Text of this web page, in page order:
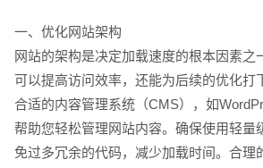
一、优化网站架构
网站的架构是决定加载速度的根本因素之
可以提高访问效率，还能为后续的优化打
合适的内容管理系统（CMS），如
帮助您轻松管理网站内容。确保使用轻量
免过多冗余的代码，减少加载时间。合理